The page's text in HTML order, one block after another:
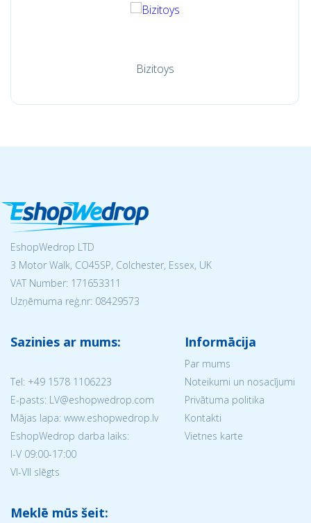
Bizitoys
EshopWedrop LTD
3 Motor Walk, CO45SP, Colchester, Essex, UK
VAT Number: 171653311
Uzņēmuma reģ.nr: 08429573
Sazinies ar mums:
Tel: +49 1578 1106223
E-pasts: LV@eshopwedrop.com
Mājas lapa: www.eshopwedrop.lv
EshopWedrop darba laiks:
I-V 09:00-17:00
VI-VII slēgts
Informācija
Par mums
Noteikumi un nosacījumi
Privātuma politika
Kontakti
Vietnes karte
Meklē mūs šeit: